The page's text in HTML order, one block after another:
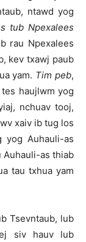
ntawd yog
tub Npexalees
rau Npexalees
kev txawj paub
yam. Tim peb,
haujlwm yog
nchuav tooj,
xaiv ib tug los
yog Auhauli-as
Auhauli-as thiab
tau txhua yam
Tsevntaub, lub
siv hauv lub